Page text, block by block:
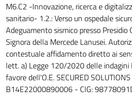
M6.C2 -Innovazione, ricerca e
sanitario- 1.2.: Verso un ospedale
Adeguamento sismico presso Presidio
Signora della Mercede Lanusei.
contestuale affidamento diretto ai
lett. a) Legge 120/2020 delle indagini
favore dell'O.E. SECURED
B14E22000890006 - CIG: